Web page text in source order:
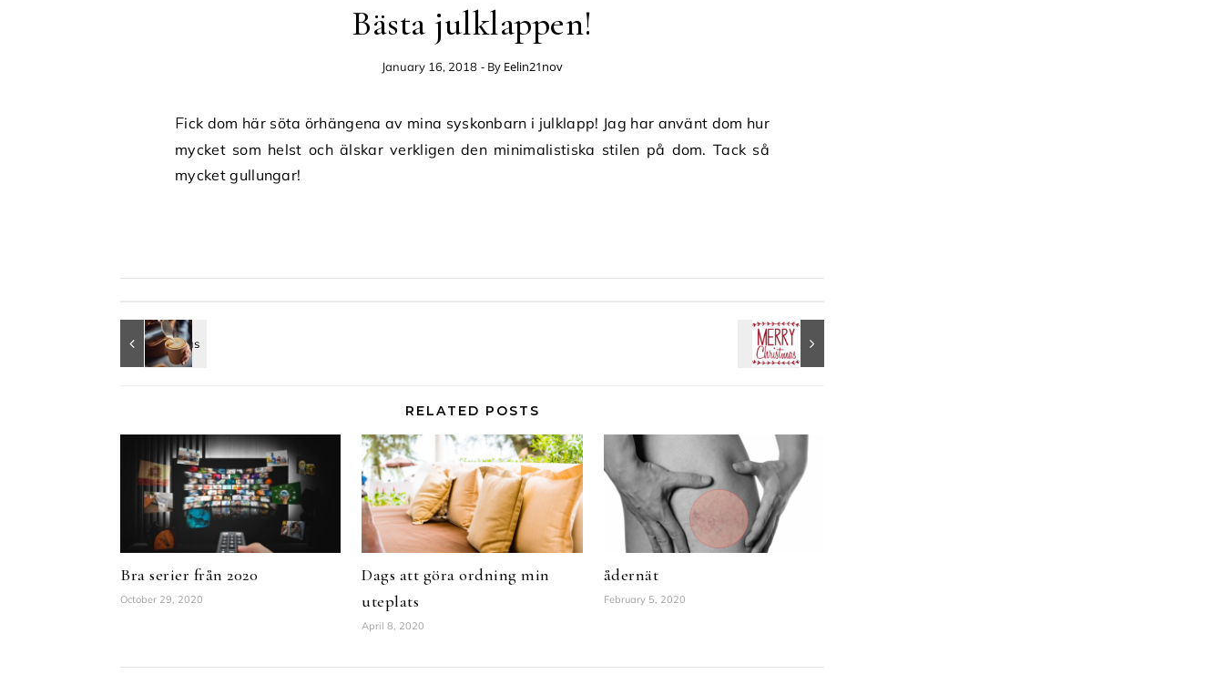
Bästa julklappen!
January 16, 2018 - By Eelin21nov
Fick dom här söta örhängena av mina syskonbarn i julklapp! Jag har använt dom hur
mycket som helst och älskar verkligen den minimalistiska stilen på dom. Tack så
mycket gullungar!
RELATED POSTS
Bra serier från 2020
October 29, 2020
Dags att göra ordning min
uteplats
April 8, 2020
ådernät
February 5, 2020